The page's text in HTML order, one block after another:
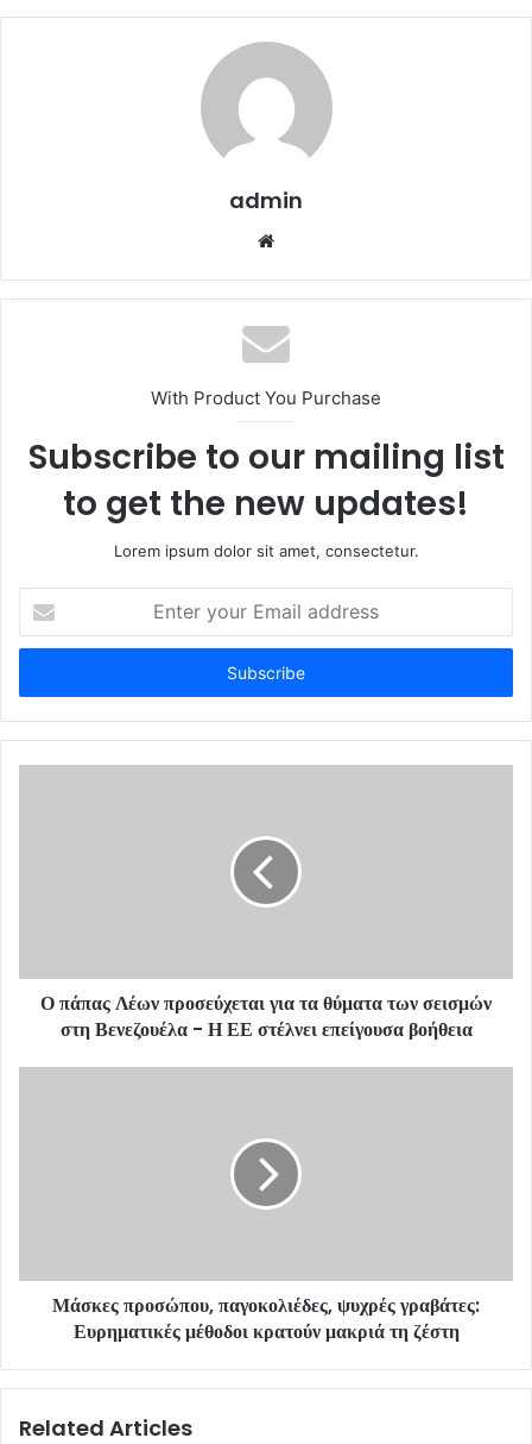
admin
b
s
i
e
With Product You Purchase
Subscribe to our mailing list
to get the new updates!
Lorem ipsum dolor sit amet, consectetur.
t
r
y
Ο πάπας Λέων προσεύχεται για τα θύματα των σεισμών
στη Βενεζουέλα - Η ΕΕ στέλνει επείγουσα βοήθεια
Μάσκες προσώπου, παγοκολιέδες, ψυχρές γραβάτες:
Ευρηματικές μέθοδοι κρατούν μακριά τη ζέστη
Related Articles